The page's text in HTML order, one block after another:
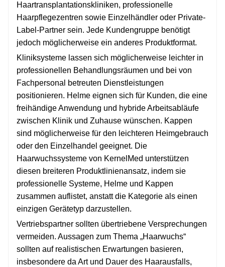
Haartransplantationskliniken, professionelle
Haarpflegezentren sowie Einzelhändler oder Private-
Label-Partner sein. Jede Kundengruppe benötigt
jedoch möglicherweise ein anderes Produktformat.
Kliniksysteme lassen sich möglicherweise leichter in
professionellen Behandlungsräumen und bei von
Fachpersonal betreuten Dienstleistungen
positionieren. Helme eignen sich für Kunden, die eine
freihändige Anwendung und hybride Arbeitsabläufe
zwischen Klinik und Zuhause wünschen. Kappen
sind möglicherweise für den leichteren Heimgebrauch
oder den Einzelhandel geeignet. Die
Haarwuchssysteme von KernelMed unterstützen
diesen breiteren Produktlinienansatz, indem sie
professionelle Systeme, Helme und Kappen
zusammen auflistet, anstatt die Kategorie als einen
einzigen Gerätetyp darzustellen.
Vertriebspartner sollten übertriebene Versprechungen
vermeiden. Aussagen zum Thema „Haarwuchs“
sollten auf realistischen Erwartungen basieren,
insbesondere da Art und Dauer des Haarausfalls,